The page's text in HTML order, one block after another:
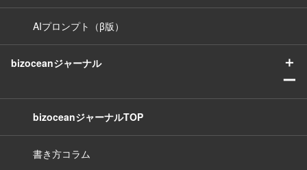
AIプロンプト（β版）
bizoceanジャーナル
＋
ー
bizoceanジャーナルTOP
書き方コラム